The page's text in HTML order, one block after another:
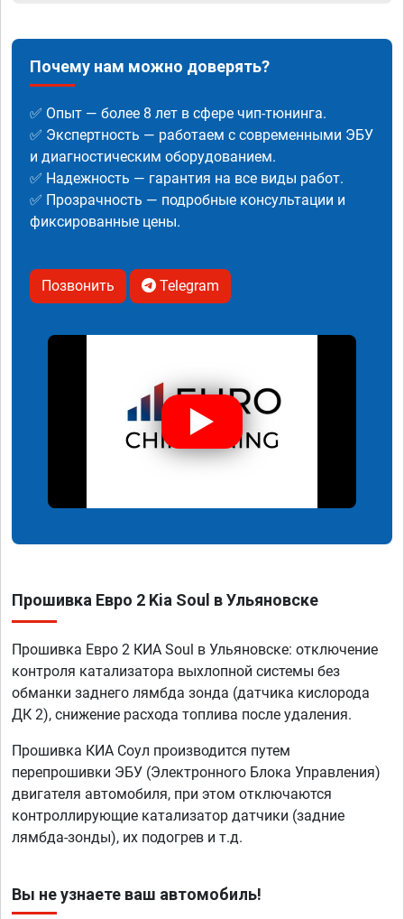
Почему нам можно доверять?
✅ Опыт — более 8 лет в сфере чип-тюнинга.
✅ Экспертность — работаем с современными ЭБУ
и диагностическим оборудованием.
✅ Надежность — гарантия на все виды работ.
✅ Прозрачность — подробные консультации и
фиксированные цены.
Позвонить Telegram
Прошивка Евро 2 Kia Soul в Ульяновске
Прошивка Евро 2 КИА Soul в Ульяновске: отключение
контроля катализатора выхлопной системы без
обманки заднего лямбда зонда (датчика кислорода
ДК 2), снижение расхода топлива после удаления.
Прошивка КИА Соул производится путем
перепрошивки ЭБУ (Электронного Блока Управления)
двигателя автомобиля, при этом отключаются
контроллирующие катализатор датчики (задние
лямбда-зонды), их подогрев и т.д.
Вы не узнаете ваш автомобиль!